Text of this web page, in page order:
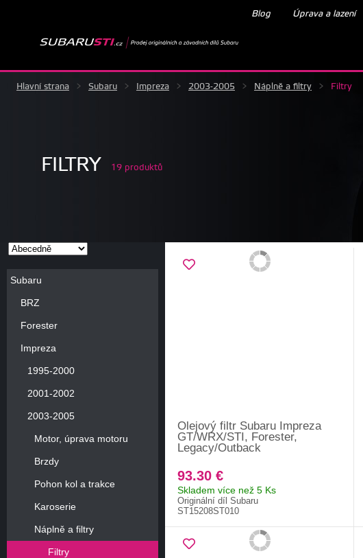
Blog Úprava a lazení
Hlavní strana > Subaru > Impreza > 2003-2005 > Náplně a filtry > Filtry
FILTRY 19 produktů
Subaru
BRZ
Forester
Impreza
1995-2000
2001-2002
2003-2005
Motor, úprava motoru
Brzdy
Pohon kol a trakce
Karoserie
Náplně a filtry
Filtry
Olejový filtr Subaru Impreza
GT/WRX/STI, Forester,
Legacy/Outback
93.30 €
Skladem více než 5 Ks
Originální díl Subaru
ST15208ST010